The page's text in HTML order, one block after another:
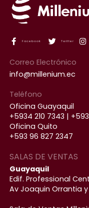
Facebook Twitter
Correo Electrónico
info@millenium.ec
Teléfono
Oficina Guayaquil
+5934 210 7343 |
Oficina Quito
+593 96 827 2347
SALAS DE VENTAS
Guayaquil
Edif. Professional
Av Joaquin Orrantia